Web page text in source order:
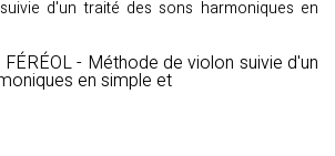
d'un traité des sons harmoniques en
- Méthode de violon suivie d'un
en simple et